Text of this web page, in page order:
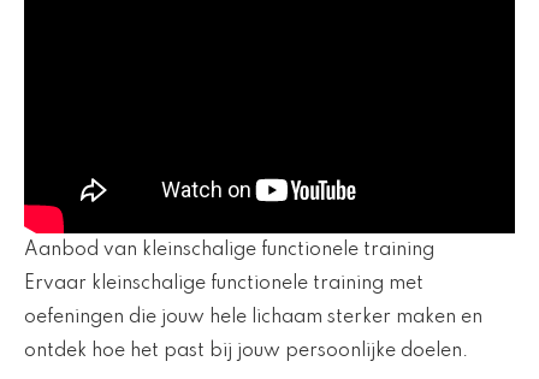
Aanbod van kleinschalige functionele training
Ervaar kleinschalige functionele training met
oefeningen die jouw hele lichaam sterker maken en
ontdek hoe het past bij jouw persoonlijke doelen.